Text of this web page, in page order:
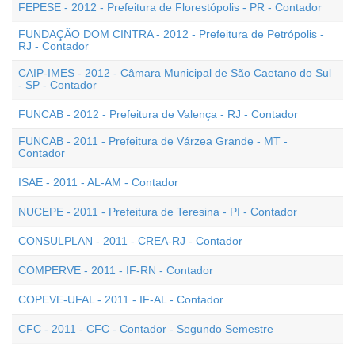
FEPESE - 2012 - Prefeitura de Florestópolis - PR - Contador
FUNDAÇÃO DOM CINTRA - 2012 - Prefeitura de Petrópolis -
RJ - Contador
CAIP-IMES - 2012 - Câmara Municipal de São Caetano do Sul
- SP - Contador
FUNCAB - 2012 - Prefeitura de Valença - RJ - Contador
FUNCAB - 2011 - Prefeitura de Várzea Grande - MT -
Contador
ISAE - 2011 - AL-AM - Contador
NUCEPE - 2011 - Prefeitura de Teresina - PI - Contador
CONSULPLAN - 2011 - CREA-RJ - Contador
COMPERVE - 2011 - IF-RN - Contador
COPEVE-UFAL - 2011 - IF-AL - Contador
CFC - 2011 - CFC - Contador - Segundo Semestre